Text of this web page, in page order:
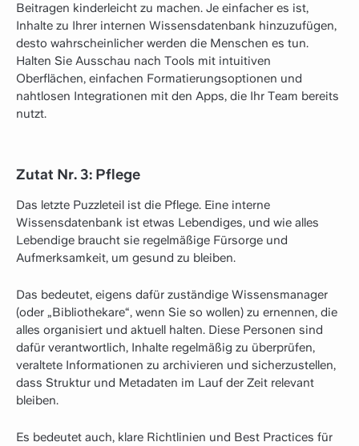
Beitragen kinderleicht zu machen. Je einfacher es ist,
Inhalte zu Ihrer internen Wissensdatenbank hinzuzufügen,
desto wahrscheinlicher werden die Menschen es tun.
Halten Sie Ausschau nach Tools mit intuitiven
Oberflächen, einfachen Formatierungsoptionen und
nahtlosen Integrationen mit den Apps, die Ihr Team bereits
nutzt.
Zutat Nr. 3: Pflege
Das letzte Puzzleteil ist die Pflege. Eine interne
Wissensdatenbank ist etwas Lebendiges, und wie alles
Lebendige braucht sie regelmäßige Fürsorge und
Aufmerksamkeit, um gesund zu bleiben.
Das bedeutet, eigens dafür zuständige Wissensmanager
(oder „Bibliothekare“, wenn Sie so wollen) zu ernennen, die
alles organisiert und aktuell halten. Diese Personen sind
dafür verantwortlich, Inhalte regelmäßig zu überprüfen,
veraltete Informationen zu archivieren und sicherzustellen,
dass Struktur und Metadaten im Lauf der Zeit relevant
bleiben.
Es bedeutet auch, klare Richtlinien und Best Practices für